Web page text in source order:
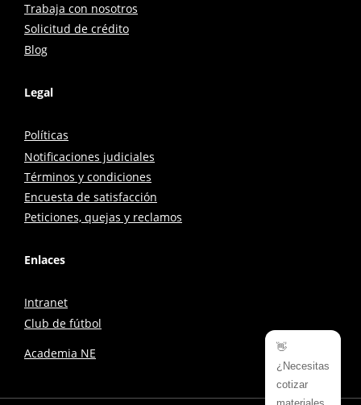
Trabaja con nosotros
Solicitud de crédito
Blog
Legal
Políticas
Notificaciones judiciales
Términos y condiciones
Encuesta de satisfacción
Peticiones, quejas y reclamos
Enlaces
Intranet
Club de fútbol
Academia NE
👋
¿Necesitas
cotizar